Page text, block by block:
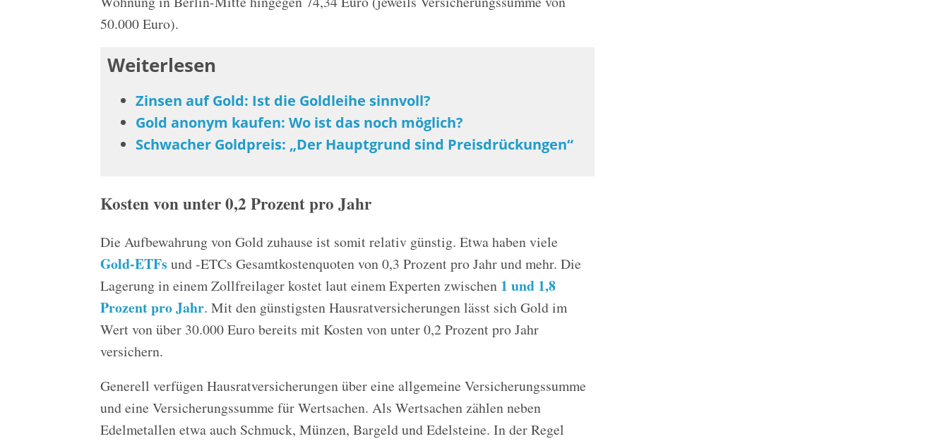
50.000 Euro).
Weiterlesen
Zinsen auf Gold: Ist die Goldleihe sinnvoll?
Gold anonym kaufen: Wo ist das noch möglich?
Schwacher Goldpreis: „Der Hauptgrund sind Preisdrückungen“
Kosten von unter 0,2 Prozent pro Jahr
Die Aufbewahrung von Gold zuhause ist somit relativ günstig. Etwa haben viele
Gold-ETFs und -ETCs Gesamtkostenquoten von 0,3 Prozent pro Jahr und mehr. Die
Lagerung in einem Zollfreilager kostet laut einem Experten zwischen 1 und 1,8
Prozent pro Jahr. Mit den günstigsten Hausratversicherungen lässt sich Gold im
Wert von über 30.000 Euro bereits mit Kosten von unter 0,2 Prozent pro Jahr
versichern.
Generell verfügen Hausratversicherungen über eine allgemeine Versicherungssumme
und eine Versicherungssumme für Wertsachen. Als Wertsachen zählen neben
Edelmetallen etwa auch Schmuck, Münzen, Bargeld und Edelsteine. In der Regel